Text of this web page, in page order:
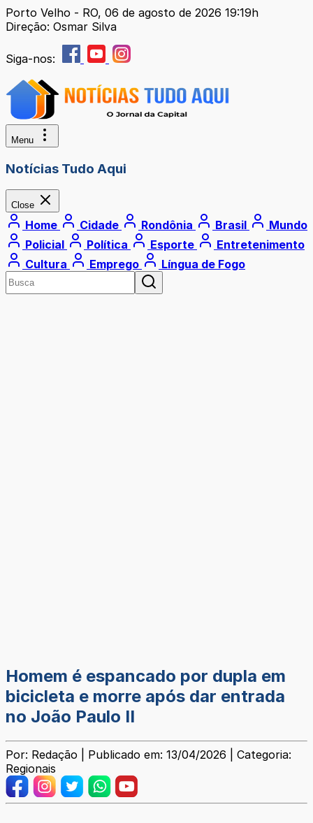
Porto Velho - RO, 06 de agosto de 2026 19:19h
Direção: Osmar Silva
Siga-nos:
Menu
Notícias Tudo Aqui
Close
Home Cidade Rondônia Brasil
Mundo
Policial
Política Esporte
Entretenimento
Cultura
Emprego Língua de Fogo
Homem é espancado por dupla em
bicicleta e morre após dar entrada
no João Paulo II
Por: Redação | Publicado em: 13/04/2026 | Categoria:
Regionais